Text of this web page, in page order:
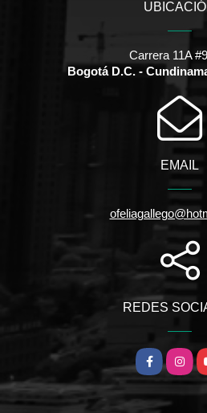
Carrera 11A
Bogotá D.C. -
EMAIL
REDES
Facebook